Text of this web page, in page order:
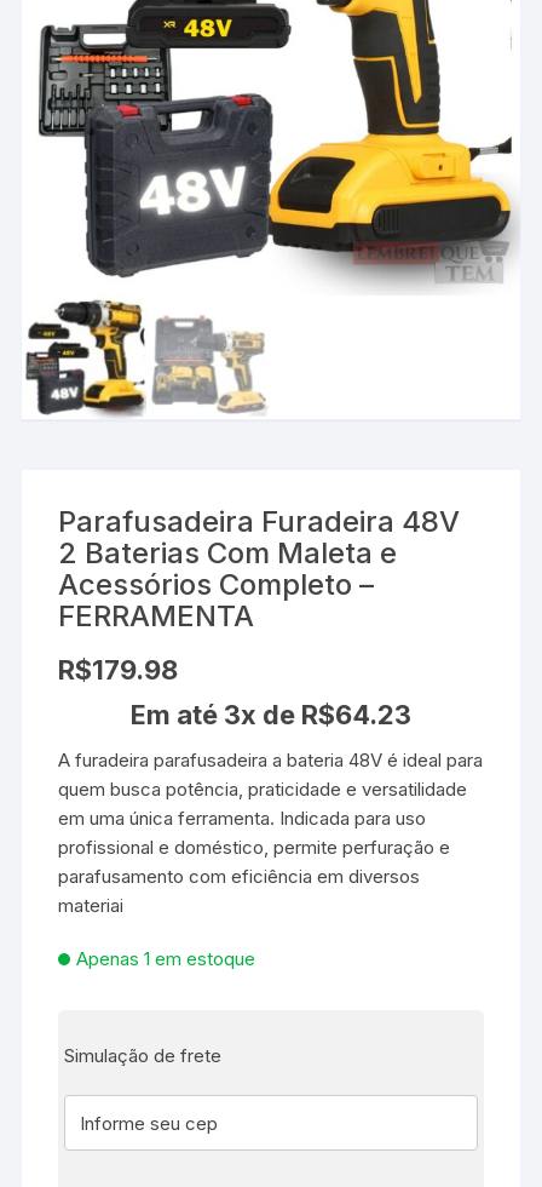
Parafusadeira Furadeira 48V
2 Baterias Com Maleta e
Acessórios Completo –
FERRAMENTA
R$179.98
Em até 3x de R$64.23
A furadeira parafusadeira a bateria 48V é ideal para
quem busca potência, praticidade e versatilidade
em uma única ferramenta. Indicada para uso
profissional e doméstico, permite perfuração e
parafusamento com eficiência em diversos
materiai
Apenas 1 em estoque
Simulação de frete